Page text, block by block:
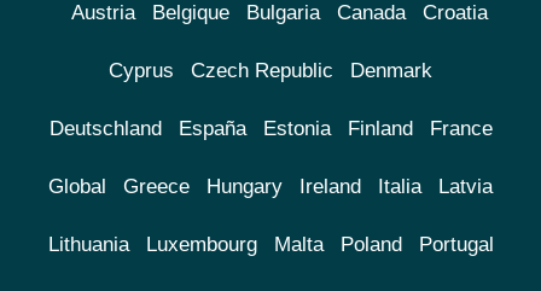
Austria Belgique Bulgaria Canada Croatia
Cyprus Czech Republic Denmark
Deutschland España Estonia Finland France
Global Greece Hungary Ireland Italia Latvia
Lithuania Luxembourg Malta Poland Portugal